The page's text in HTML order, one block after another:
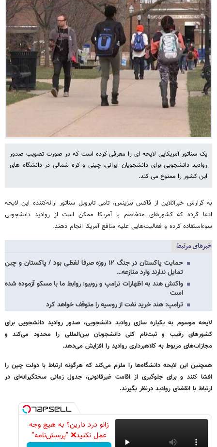
یک سناتور آمریکایی لایحه ای را معرفی کرده است که در صورت تصویب صدور
روادید دانشجویی برای دانشجویان ایرانی، چینی و کره شمالی در دانشگاه های
این کشور را ممنوع می کند.
به گزارش خبرآنلاین از فاکس بیزینس، تامی تابرویل سناتور ارائه‌کننده این لایحه
ادعا کرده که کشورهای متخاصم با آمریکا ممکن است از روادید دانشجویی
سوءاستفاده کرده و فعالیت‌هایی علیه منافع آمریکا انجام دهند.
خبرهای مرتبط
حمایت پاکستان در جنگ ۱۲ روزه صرفا لفظی بود / پاکستان و چین
تمایل ندارند وارد منازعه…
واکنش هند به اظهارات ترامپ و روبیو: روابط ما با مسکو آزموده شده
است
ترامپ: هند خرید نفت از روسیه را متوقف خواهد کرد
لایحه موسوم به یکپاره سازی روادید دانشجویی، صدور روادید دانشجویی برای
کشورهای رقیب و ثبت‌نام کلی دانشجویان بین‌المللی را محدود می‌کند و
مجازات‌های مربوط به کلاهبرداری روادید را افزایش می‌دهد.
همچنین این لایحه دانشگاه‌ها را ملزم می‌کند که هرگونه ارتباط با دولت چین را
افشا کنند و برای جلوگیری از اقامت غیرقانونی، جدول زمانی سختگیرانه‌ای در
ارتباط با انقضای روادید درنظر بگیرند.
زانو درد دارین؟ به هیچ وجه
عمل نکنید❌ "پرسش‌نامه"